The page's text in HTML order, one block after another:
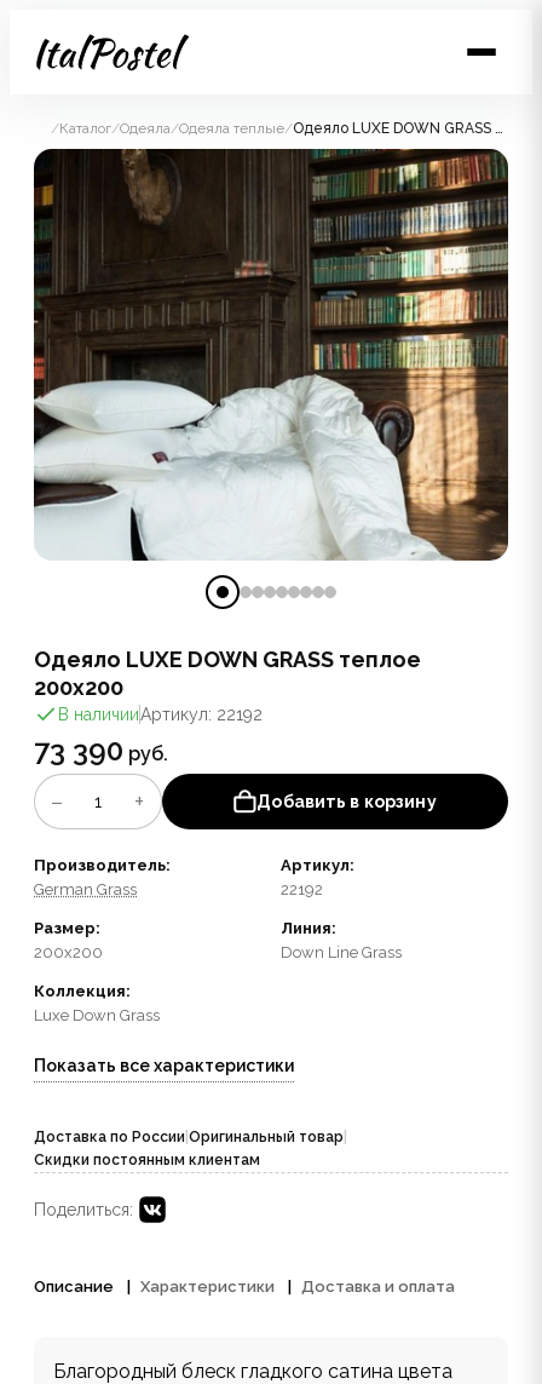
/Каталог/Одеяла/Одеяла теплые/ Одеяло LUXE DOWN GRASS теплое 200x200
Одеяло LUXE DOWN GRASS теплое
200x200
В наличииАртикул: 22192
73 390 руб.
− 1 + Добавить в корзину
Производитель:
German Grass
Артикул:
22192
Размер:
200x200
Линия:
Down Line Grass
Коллекция:
Luxe Down Grass
Показать все характеристики
Доставка по России Оригинальный товар
Скидки постоянным клиентам
Поделиться:
Описание Характеристики Доставка и оплата
Благородный блеск гладкого сатина цвета